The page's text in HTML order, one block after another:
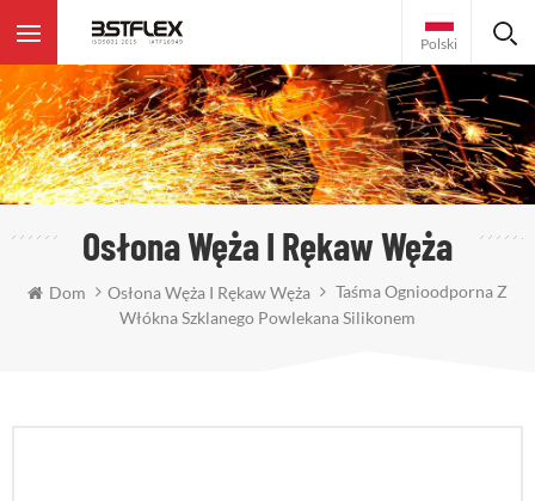
Polski
Osłona Węża I Rękaw Węża
Dom Osłona Węża I Rękaw Węża
Taśma Ognioodporna Z
Włókna Szklanego Powlekana Silikonem